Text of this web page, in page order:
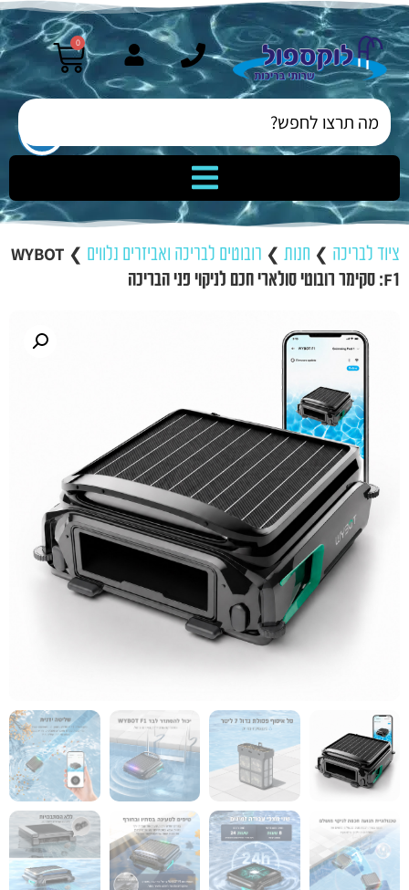
0
ציוד לבריכה ❯ חנות ❯ רובוטים לבריכה ואביזרים נלווים ❯
WYBOT
F1: סקימר רובוטי סולארי חכם לניקוי פני הבריכה